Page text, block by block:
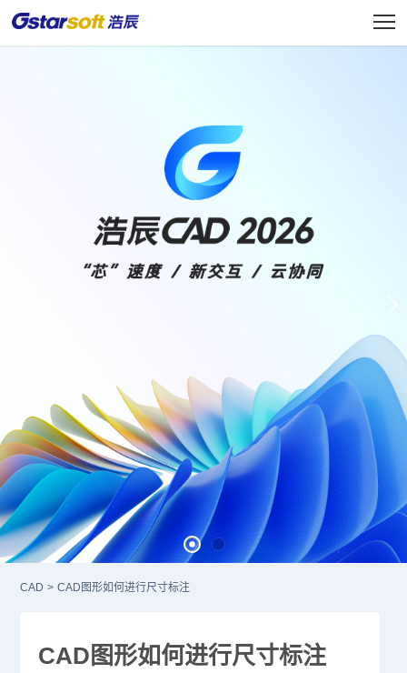
CAD > CAD图形如何进行尺寸标注
CAD图形如何进行尺寸标注